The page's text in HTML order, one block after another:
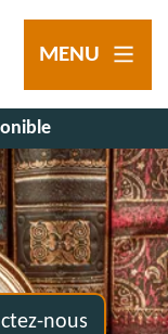
MENU
nous